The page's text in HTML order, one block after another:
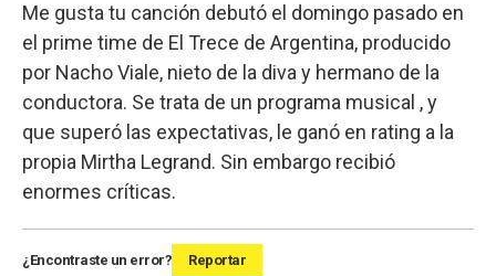
Me gusta tu canción debutó el domingo pasado en
el prime time de El Trece de Argentina, producido
por Nacho Viale, nieto de la diva y hermano de la
conductora. Se trata de un programa musical , y
que superó las expectativas, le ganó en rating a la
propia Mirtha Legrand. Sin embargo recibió
enormes críticas.
¿Encontraste un error? Reportar